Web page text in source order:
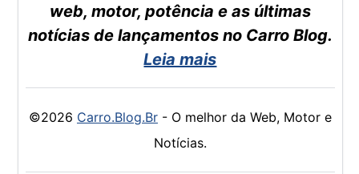
web, motor, potência e as últimas
notícias de lançamentos no Carro Blog.
Leia mais
©2026 Carro.Blog.Br- O melhor da Web, Motor e
Notícias.